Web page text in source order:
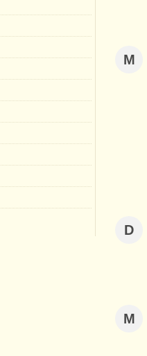
M
D
M